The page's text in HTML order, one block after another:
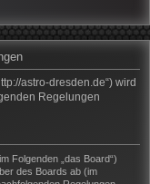
astro-dresden.de“) wird
Regelungen
Folgenden „das Board“)
des Boards ab (im